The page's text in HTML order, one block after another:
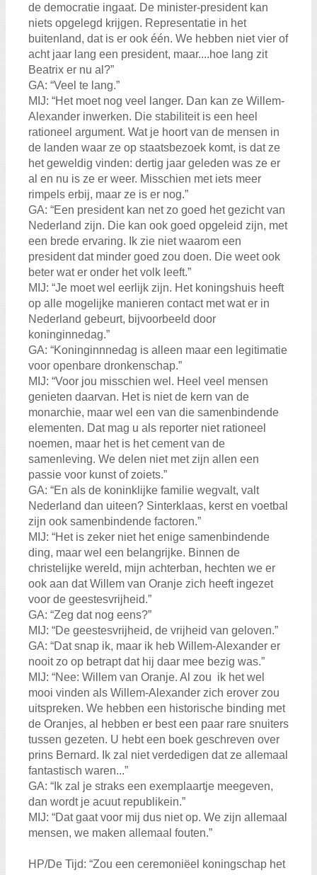
de democratie ingaat. De minister-president kan
niets opgelegd krijgen. Representatie in het
buitenland, dat is er ook één. We hebben niet vier of
acht jaar lang een president, maar....hoe lang zit
Beatrix er nu al?”
GA: “Veel te lang.”
MIJ: “Het moet nog veel langer. Dan kan ze Willem-
Alexander inwerken. Die stabiliteit is een heel
rationeel argument. Wat je hoort van de mensen in
de landen waar ze op staatsbezoek komt, is dat ze
het geweldig vinden: dertig jaar geleden was ze er
al en nu is ze er weer. Misschien met iets meer
rimpels erbij, maar ze is er nog.”
GA: “Een president kan net zo goed het gezicht van
Nederland zijn. Die kan ook goed opgeleid zijn, met
een brede ervaring. Ik zie niet waarom een
president dat minder goed zou doen. Die weet ook
beter wat er onder het volk leeft.”
MIJ: “Je moet wel eerlijk zijn. Het koningshuis heeft
op alle mogelijke manieren contact met wat er in
Nederland gebeurt, bijvoorbeeld door
koninginnedag.”
GA: “Koninginnnedag is alleen maar een legitimatie
voor openbare dronkenschap.”
MIJ: “Voor jou misschien wel. Heel veel mensen
genieten daarvan. Het is niet de kern van de
monarchie, maar wel een van die samenbindende
elementen. Dat mag u als reporter niet rationeel
noemen, maar het is het cement van de
samenleving. We delen niet met zijn allen een
passie voor kunst of zoiets.”
GA: “En als de koninklijke familie wegvalt, valt
Nederland dan uiteen? Sinterklaas, kerst en voetbal
zijn ook samenbindende factoren.”
MIJ: “Het is zeker niet het enige samenbindende
ding, maar wel een belangrijke. Binnen de
christelijke wereld, mijn achterban, hechten we er
ook aan dat Willem van Oranje zich heeft ingezet
voor de geestesvrijheid.”
GA: “Zeg dat nog eens?”
MIJ: “De geestesvrijheid, de vrijheid van geloven.”
GA: “Dat snap ik, maar ik heb Willem-Alexander er
nooit zo op betrapt dat hij daar mee bezig was.”
MIJ: “Nee: Willem van Oranje. Al zou ik het wel
mooi vinden als Willem-Alexander zich erover zou
uitspreken. We hebben een historische binding met
de Oranjes, al hebben er best een paar rare snuiters
tussen gezeten. U hebt een boek geschreven over
prins Bernard. Ik zal niet verdedigen dat ze allemaal
fantastisch waren...”
GA: “Ik zal je straks een exemplaartje meegeven,
dan wordt je acuut republikein.”
MIJ: “Dat gaat voor mij dus niet op. We zijn allemaal
mensen, we maken allemaal fouten.”
HP/De Tijd: “Zou een ceremoniëel koningschap het